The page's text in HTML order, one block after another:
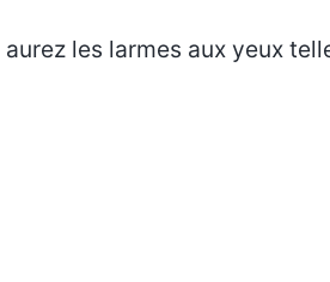
les larmes aux yeux